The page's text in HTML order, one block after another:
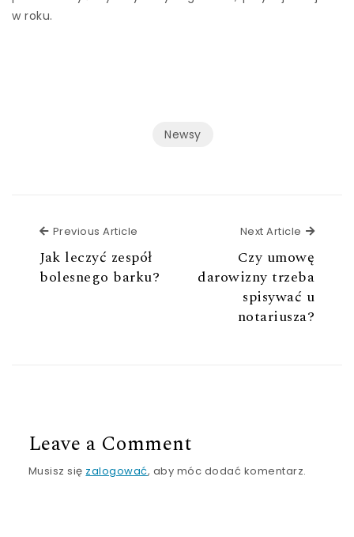
w roku.
Newsy
Previous Article
Jak leczyć zespół
bolesnego barku?
Next Article Next
Czy umowę
darowizny trzeba
spisywać u
notariusza?
Leave a Comment
Musisz się zalogować, aby móc dodać komentarz.